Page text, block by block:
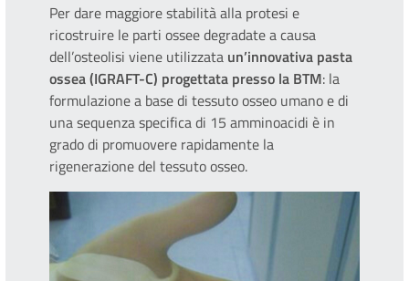
Per dare maggiore stabilità alla protesi e
ricostruire le parti ossee degradate a causa
dell’osteolisi viene utilizzata un’innovativa pasta
ossea (IGRAFT-C) progettata presso la BTM: la
formulazione a base di tessuto osseo umano e di
una sequenza specifica di 15 amminoacidi è in
grado di promuovere rapidamente la
rigenerazione del tessuto osseo.